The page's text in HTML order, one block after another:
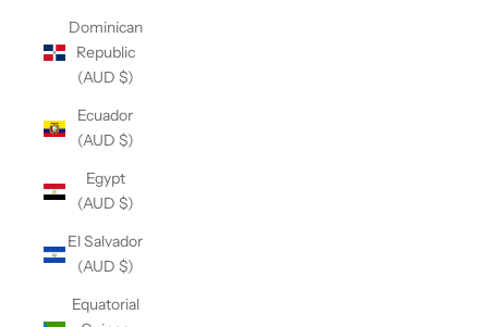
Dominican
Republic
(AUD $)
Ecuador
(AUD $)
Egypt
(AUD $)
El Salvador
(AUD $)
Equatorial